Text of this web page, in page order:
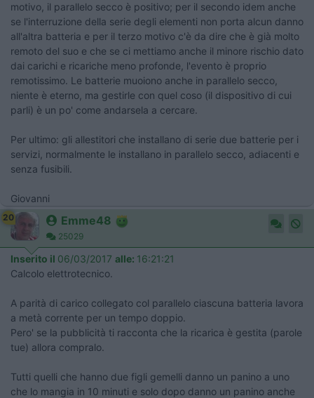
motivo, il parallelo secco è positivo; per il secondo idem anche
se l'interruzione della serie degli elementi non porta alcun danno
all'altra batteria e per il terzo motivo c'è da dire che è già molto
remoto del suo e che se ci mettiamo anche il minore rischio dato
dai carichi e ricariche meno profonde, l'evento è proprio
remotissimo. Le batterie muoiono anche in parallelo secco,
niente è eterno, ma gestirle con quel coso (il dispositivo di cui
parli) è un po' come andarsela a cercare.
Per ultimo: gli allestitori che installano di serie due batterie per i
servizi, normalmente le installano in parallelo secco, adiacenti e
senza fusibili.
Giovanni
20 Emme48
25029
Inserito il 06/03/2017 alle: 16:21:21
Calcolo elettrotecnico.
A parità di carico collegato col parallelo ciascuna batteria lavora
a metà corrente per un tempo doppio.
Pero' se la pubblicità ti racconta che la ricarica è gestita (parole
tue) allora compralo.
Tutti quelli che hanno due figli gemelli danno un panino a uno
che lo mangia in 10 minuti e solo dopo danno un panino anche